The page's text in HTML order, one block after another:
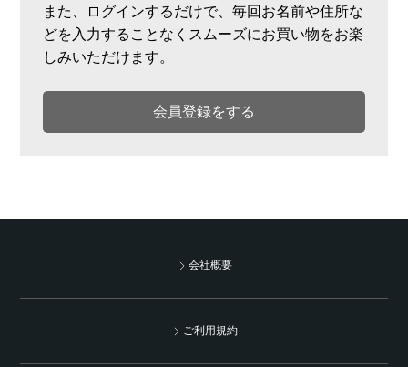
また、ログインするだけで、毎回お名前や住所な
どを入力することなくスムーズにお買い物をお楽
しみいただけます。
会員登録をする
会社概要
ご利用規約